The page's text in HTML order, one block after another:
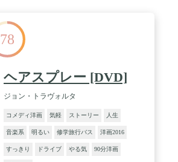
78
ヘアスプレー [DVD]
ジョン・トラヴォルタ
コメディ洋画 気軽 ストーリー 人生
音楽系 明るい 修学旅行バス 洋画2016
すっきり ドライブ やる気 90分洋画